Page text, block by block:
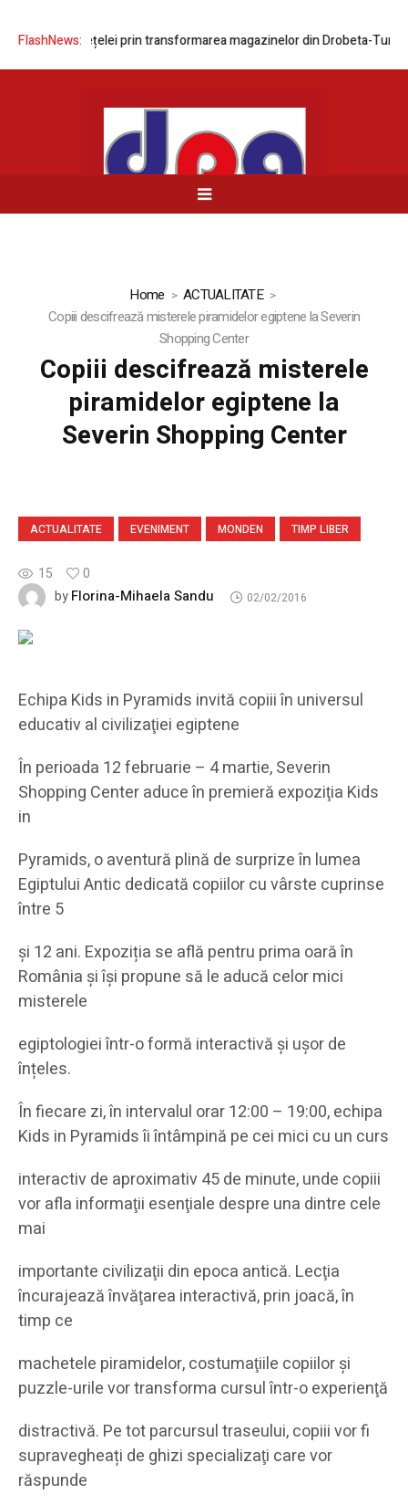
FlashNews:rețelei prin transformarea magazinelor din Drobeta-Turnu
Home
ACTUALITATE
Copiii descifrează misterele piramidelor egiptene la Severin
Shopping Center
Copiii descifrează misterele
piramidelor egiptene la
Severin Shopping Center
ACTUALITATE EVENIMENT MONDEN TIMP LIBER
15
0
byFlorina-Mihaela Sandu 02/02/2016
Echipa Kids in Pyramids invită copiii în universul
educativ al civilizaţiei egiptene
În perioada 12 februarie – 4 martie, Severin
Shopping Center aduce în premieră expoziţia Kids
in
Pyramids, o aventură plină de surprize în lumea
Egiptului Antic dedicată copiilor cu vârste cuprinse
între 5
și 12 ani. Expoziția se află pentru prima oară în
România și își propune să le aducă celor mici
misterele
egiptologiei într-o formă interactivă și ușor de
înțeles.
În fiecare zi, în intervalul orar 12:00 – 19:00, echipa
Kids in Pyramids îi întâmpină pe cei mici cu un curs
interactiv de aproximativ 45 de minute, unde copiii
vor afla informaţii esenţiale despre una dintre cele
mai
importante civilizaţii din epoca antică. Lecţia
încurajează învăţarea interactivă, prin joacă, în
timp ce
machetele piramidelor, costumaţiile copiilor şi
puzzle-urile vor transforma cursul într-o experienţă
distractivă. Pe tot parcursul traseului, copiii vor fi
supravegheați de ghizi specializaţi care vor
răspunde